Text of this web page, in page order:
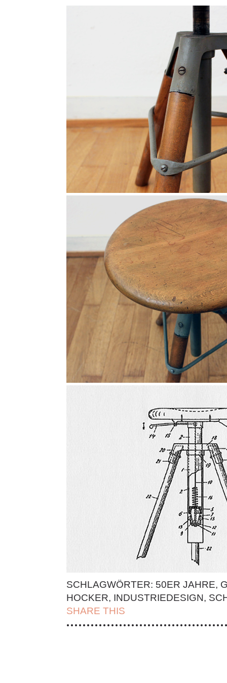
SCHLAGWÖRTER: 50ER JAHRE,
HOCKER, INDUSTRIEDESIGN,
SHARE THIS